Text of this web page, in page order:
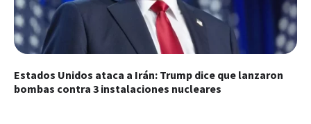
Estados Unidos ataca a Irán: Trump dice que lanzaron
bombas contra 3 instalaciones nucleares